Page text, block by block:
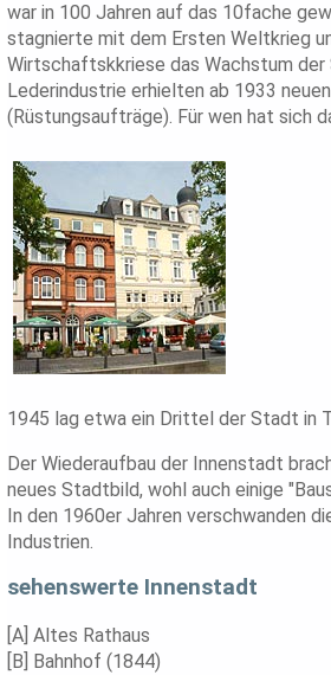
war in 100 Jahren auf das 10fache
stagnierte mit dem Ersten Weltkrieg
Wirtschaftskkriese das Wachstum der
Lederindustrie erhielten ab 1933
(Rüstungsaufträge). Für wen hat sich
1945 lag etwa ein Drittel der Stadt in
Der Wiederaufbau der Innenstadt
neues Stadtbild, wohl auch einige
In den 1960er Jahren verschwanden
Industrien.
sehenswerte Innenstadt
[A] Altes Rathaus
[B] Bahnhof (1844)